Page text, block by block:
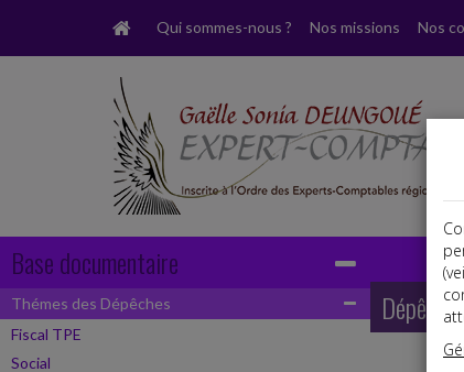
Qui sommes-nous ? Nos missions Nos
Base documentaire
Thémes des Dépêches
Fiscal TPE
Social